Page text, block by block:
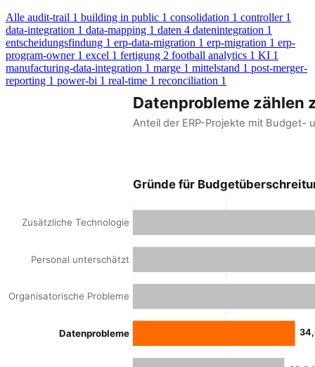
Alle audit-trail 1 building in public 1 consolidation 1 controller 1
data-integration 1 data-mapping 1 daten 4 datenintegration 1
entscheidungsfindung 1 erp-data-migration 1 erp-migration 1 erp-
program-owner 1 excel 1 fertigung 2 football analytics 1 KI 1
manufacturing-data-integration 1 marge 1 mittelstand 1 post-merger-
reporting 1 power-bi 1 real-time 1 reconciliation 1